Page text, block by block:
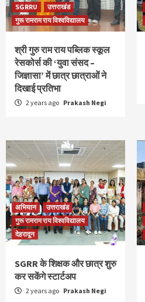
SGRRU
उत्तराखंड
गुरू रामराम राय विश्वविद्यालय
श्री गुरु राम राय पब्लिक स्कूल
रेसकोर्स की ‘युवा संसद –
जिज्ञासा’ में छात्र छात्राओं ने
दिखाई प्रतिभा
2 years ago Prakash Negi
अभियान
उत्तराखंड
गुरू रामराम राय विश्वविद्यालय
देहरादून
SGRR के शिक्षक और छात्र शुरु
कर सकेंगे स्टार्टअप
2 years ago Prakash Negi